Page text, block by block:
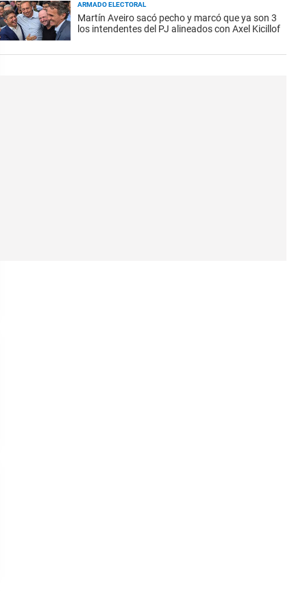
ARMADO ELECTORAL
Martín Aveiro sacó pecho y marcó que ya son 3
los intendentes del PJ alineados con Axel Kicillof